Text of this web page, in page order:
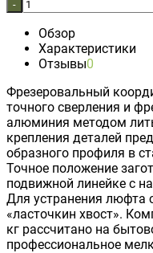
-
Обзор
Характеристики
Отзывы0
Фрезеровальный
точного сверления и
алюминия методом
крепления деталей
образного профиля в
Точное положение
подвижной линейке с
Для устранения
«ласточкин хвост».
кг рассчитано на
профессиональное